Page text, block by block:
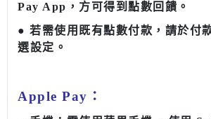
Pay App，方可得到點數回饋。
● 若需使用既有點數付款，請於付
選設定。
Apple Pay：